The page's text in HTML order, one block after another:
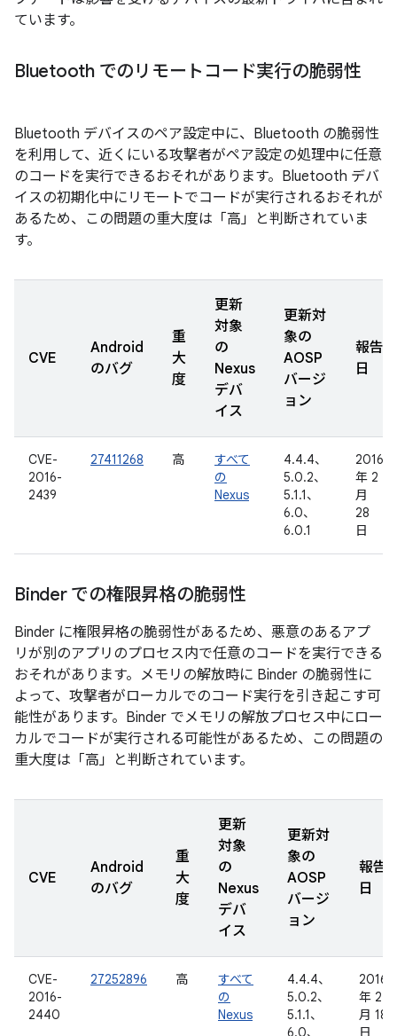
ています。
Bluetooth でのリモートコード実行の脆弱性
Bluetooth デバイスのペア設定中に、Bluetooth の脆弱性
を利用して、近くにいる攻撃者がペア設定の処理中に任意
のコードを実行できるおそれがあります。Bluetooth デバ
イスの初期化中にリモートでコードが実行されるおそれが
あるため、この問題の重大度は「高」と判断されていま
す。
CVE
Android
のバグ
重
大
度
更新
対象
の
Nexus
デバ
イス
更新対
象の
AOSP
バージ
ョン
報告
日
CVE-
2016-
2439
27411268 高
すべて
の
Nexus
4.4.4、
5.0.2、
5.1.1、
6.0、
6.0.1
2016
年 2
月
28
日
Binder での権限昇格の脆弱性
Binder に権限昇格の脆弱性があるため、悪意のあるアプ
リが別のアプリのプロセス内で任意のコードを実行できる
おそれがあります。メモリの解放時に Binder の脆弱性に
よって、攻撃者がローカルでのコード実行を引き起こす可
能性があります。Binder でメモリの解放プロセス中にロー
カルでコードが実行される可能性があるため、この問題の
重大度は「高」と判断されています。
CVE
Android
のバグ
重
大
度
更新
対象
の
Nexus
デバ
イス
更新対
象の
AOSP
バージ
ョン
報告
日
CVE-
2016-
2440
27252896 高
すべて
の
Nexus
4.4.4、
5.0.2、
5.1.1、
6.0、
2016
年 2
月 18
日